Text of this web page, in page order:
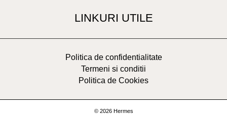
LINKURI UTILE
Politica de confidentialitate
Termeni si conditii
Politica de Cookies
© 2026 Hermes